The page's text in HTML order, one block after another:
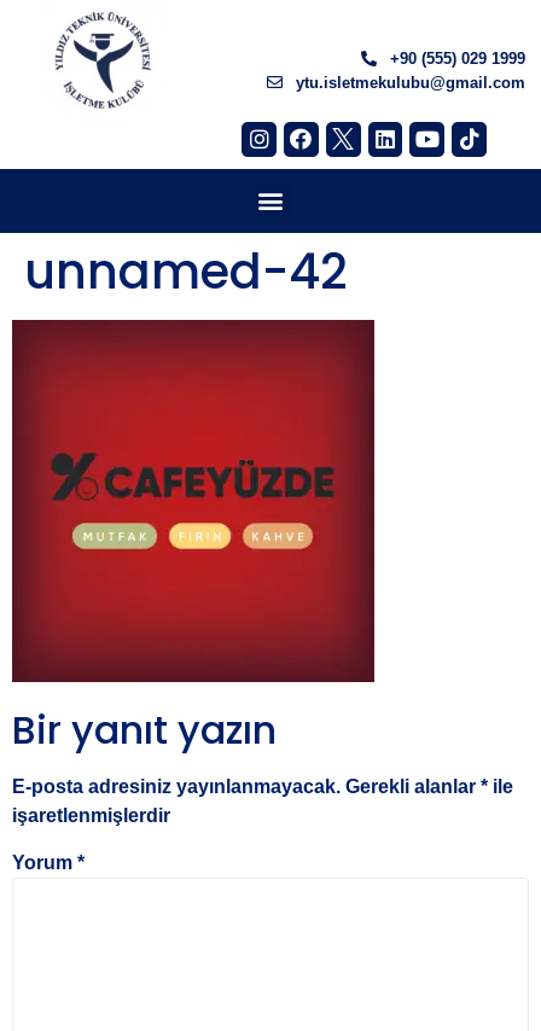
+90 (555) 029 1999
ytu.isletmekulubu@gmail.com
unnamed-42
Bir yanıt yazın
E-posta adresiniz yayınlanmayacak. Gerekli alanlar * ile
işaretlenmişlerdir
Yorum *